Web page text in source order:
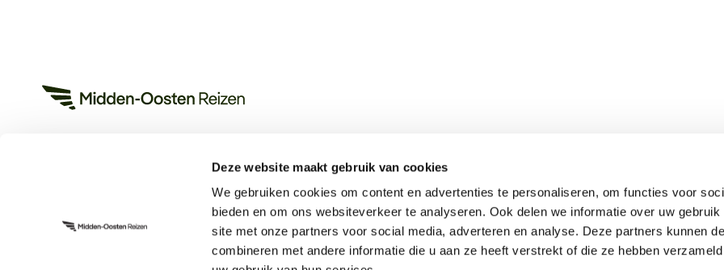
Deze website maakt gebruik van cookies
We gebruiken cookies om content en advertenties te personaliseren, om functies voor
bieden en om ons websiteverkeer te analyseren. Ook delen we informatie over uw gebruik
site met onze partners voor social media, adverteren en analyse. Deze partners kunnen
combineren met andere informatie die u aan ze heeft verstrekt of die ze hebben
Bel ons op +31 (0)73 22 00 553
Meer informatie
Actueel
Keurmerken
Verantwoord op reis